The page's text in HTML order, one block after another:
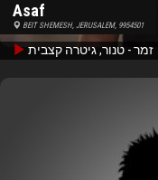
Asaf
BEIT SHEMESH, JERUSALEM, 9954501
זמר - טנור, גיטרה קצבית